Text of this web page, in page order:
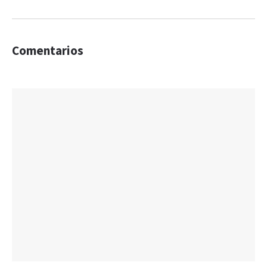
Comentarios